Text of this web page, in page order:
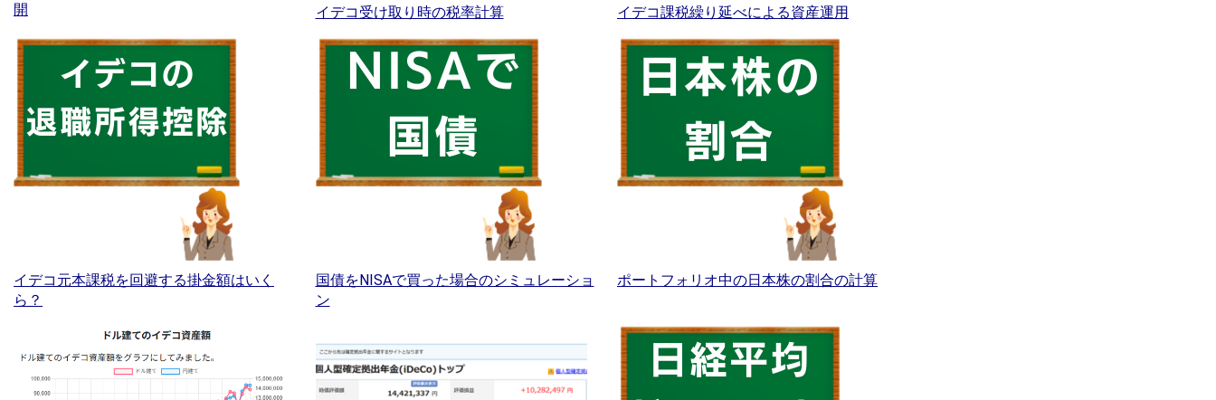
開
イデコ受け取り時の税率計算 イデコ課税繰り延べによる資産運用
イデコ元本課税を回避する掛金額はいく
ら？
国債をNISAで買った場合のシミュレーショ
ン
ポートフォリオ中の日本株の割合の計算